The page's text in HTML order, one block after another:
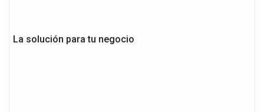
La solución para tu negocio